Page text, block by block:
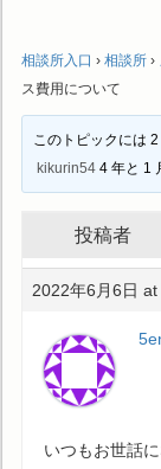
相談所入口 › 相談所 ›
ス費用について
このトピックには
kikurin54 4 年と 1
投稿者
2022年6月6日
いつもお世話